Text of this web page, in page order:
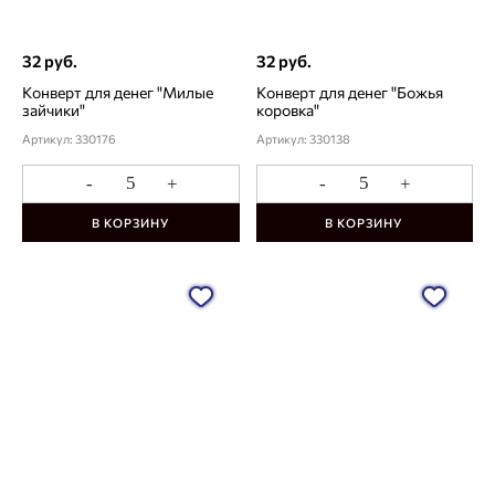
32 руб.
Конверт для денег "Милые
зайчики"
Артикул: 330176
- +
В КОРЗИНУ
32 руб.
Конверт для денег "Божья
коровка"
Артикул: 330138
- +
В КОРЗИНУ